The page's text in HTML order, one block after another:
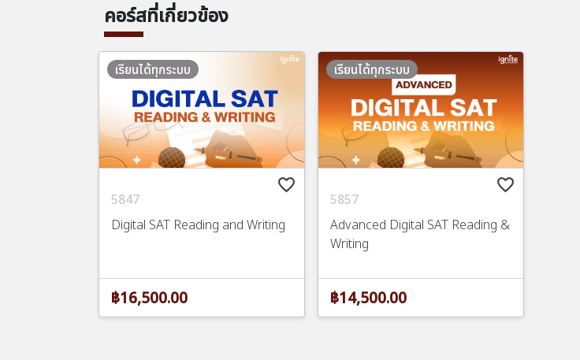
คอร์สที่เกี่ยวข้อง
favorite_border
5847
Digital SAT Reading and Writing
เรียนได้ทุกระบบ
฿16,500.00
favorite_border
5857
Advanced Digital SAT Reading &
Writing
เรียนได้ทุกระบบ
฿14,500.00